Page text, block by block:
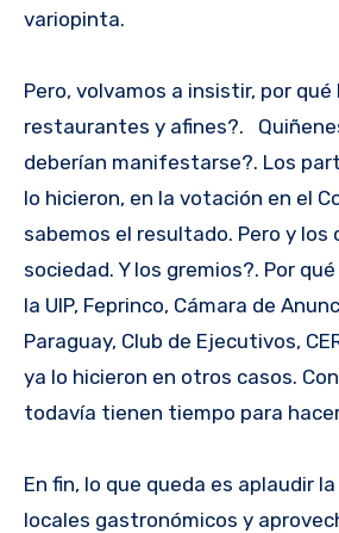
variopinta.
Pero, volvamos a insistir, por qué
restaurantes y afines?.
deberían manifestarse?. Los
lo hicieron, en la votación en el
sabemos el resultado. Pero y los
sociedad. Y los gremios?. Por
la UIP, Feprinco, Cámara de
Paraguay, Club de Ejecutivos,
ya lo hicieron en otros casos.
todavía tienen tiempo para
En fin, lo que queda es aplaudir
locales gastronómicos y